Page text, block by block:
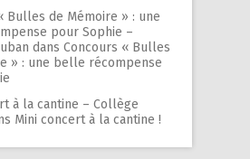
Bulles de Mémoire » : une
pour Sophie –
dans Concours « Bulles
» : une belle récompense
à la cantine – Collège
Mini concert à la cantine !